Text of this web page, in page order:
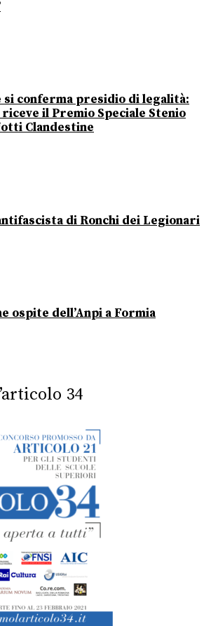
conferma presidio di legalità:
il Premio Speciale Stenio
Clandestine
di Ronchi dei Legionari
ospite dell’Anpi a Formia
34